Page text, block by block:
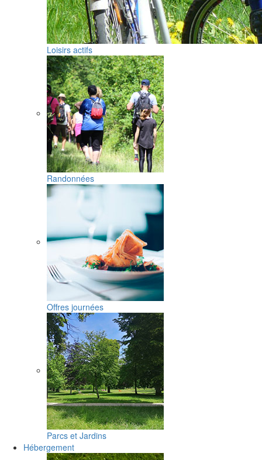
Loisirs actifs
Randonnées
Offres journées
Parcs et Jardins
Hébergement